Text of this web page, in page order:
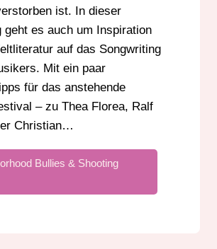
ist. In dieser
geht es auch um Inspiration
auf das Songwriting
Mit ein paar
für das anstehende
– zu Thea Florea, Ralf
Christian…
Bullies & Shooting